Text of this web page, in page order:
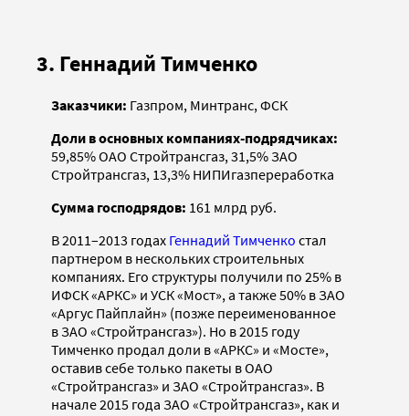
3. Геннадий Тимченко
Заказчики: Газпром, Минтранс, ФСК
Доли в основных компаниях-подрядчиках:
59,85% ОАО Стройтрансгаз, 31,5% ЗАО
Стройтрансгаз, 13,3% НИПИгазпереработка
Сумма господрядов: 161 млрд руб.
В 2011–2013 годах Геннадий Тимченко стал
партнером в нескольких строительных
компаниях. Его структуры получили по 25% в
ИФСК «АРКС» и УСК «Мост», а также 50% в ЗАО
«Аргус Пайплайн» (позже переименованное
в ЗАО «Стройтрансгаз»). Но в 2015 году
Тимченко продал доли в «АРКС» и «Мосте»,
оставив себе только пакеты в ОАО
«Стройтрансгаз» и ЗАО «Стройтрансгаз». В
начале 2015 года ЗАО «Стройтрансгаз», как и